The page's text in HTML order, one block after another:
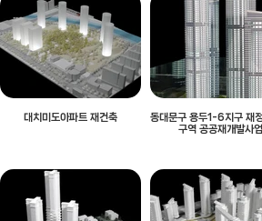
대치미도아파트 재건축
동대문구 용두1-6지구 재
구역 공공재개발사업